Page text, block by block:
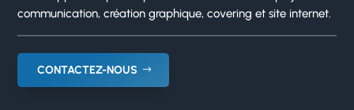
communication, création graphique, covering et site internet.
CONTACTEZ-NOUS